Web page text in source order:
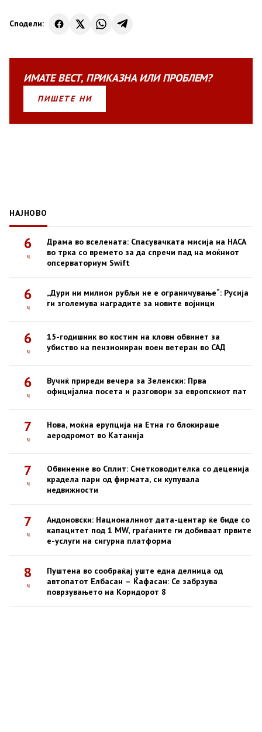
Сподели:
ИМАТЕВЕСТ, ПРИКАЗНАИЛИПРОБЛЕМ?
ПИШЕТЕ НИ
НАЈНОВО
6
ч
Драма во вселената: Спасувачката мисија на НАСА
во трка со времето за да спречи пад на моќниот
опсерваториум Swift
6
ч
„Дури ни милион рубљи не е ограничување“: Русија
ги зголемува наградите за новите војници
6
ч
15-годишник во костим на кловн обвинет за
убиство на пензиониран воен ветеран во САД
6
ч
Вучиќ приреди вечера за Зеленски: Прва
официјална посета и разговори за европскиот пат
7
ч
Нова, моќна ерупција на Етна го блокираше
аеродромот во Катанија
7
ч
Обвинение во Сплит: Сметководителка со деценија
крадела пари од фирмата, си купувала
недвижности
7
ч
Андоновски: Националниот дата-центар ќе биде со
капацитет под 1 MW, граѓаните ги добиваат првите
е-услуги на сигурна платформа
8
ч
Пуштена во сообраќај уште една делница од
автопатот Елбасан – Ќафасан: Се забрзува
поврзувањето на Коридорот 8